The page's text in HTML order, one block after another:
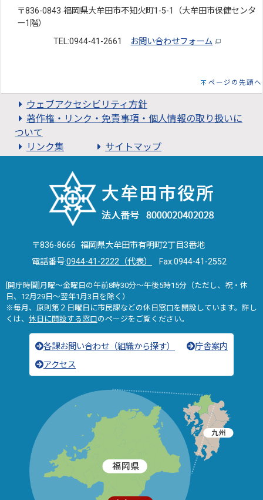
〒836-0843 福岡県大牟田市不知火町1-5-1（大牟田市保健センタ
ー1階）
TEL:0944-41-2661
お問い合わせフォーム
ページの先頭へ
ウェブアクセシビリティ方針
著作権・リンク・免責事項・個人情報の取り扱いに
ついて
リンク集
サイトマップ
〒836-8666 福岡県大牟田市有明町2丁目3番地
電話番号:0944-41-2222（代表） Fax:0944-41-2552
[開庁時間]月曜～金曜日の午前8時30分～午後5時15分（ただし、祝・休
日、12月29日～翌年1月3日を除く）
※毎月、原則第２日曜日に市民課などの休日窓口を開設しています。詳し
くは、 休日に開設する窓口のページをご覧ください。
各課お問い合わせ（組織から探す）
庁舎案内
アクセス